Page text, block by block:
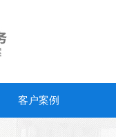
客户案例